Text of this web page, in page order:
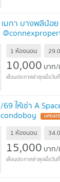
เมกา บางพลีน้
1 ห้องนอน 29.0
10,000 บาท/
ให้เช่า A
1 ห้องนอน 34.0
15,000 บาท/